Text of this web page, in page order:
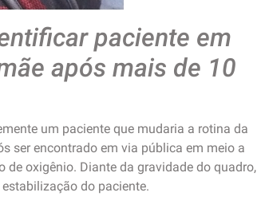
paciente em
após mais de 10
um paciente que mudaria a rotina da
ser encontrado em via pública em meio a
oxigênio. Diante da gravidade do quadro,
do paciente.